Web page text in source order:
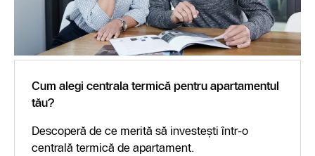
Cum alegi centrala termică pentru apartamentul
tău?
Descoperă de ce merită să investești într-o
centrală termică de apartament.